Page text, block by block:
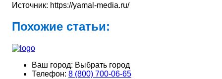
Источник: https://yamal-media.ru/
Похожие статьи:
Ваш город: Выбрать город
Телефон: 8 (800) 700-06-65